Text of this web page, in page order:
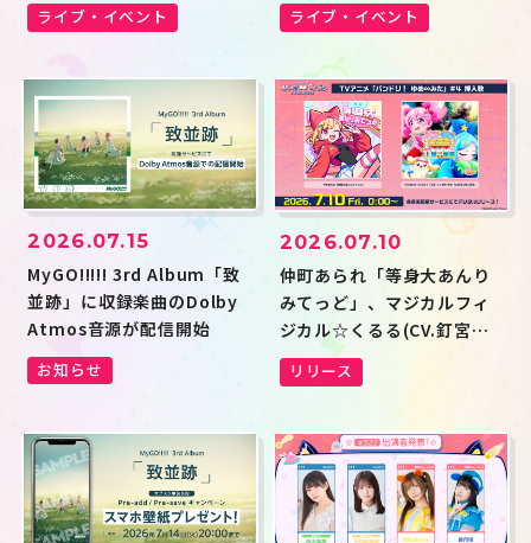
ライブ・イベント ライブ・イベント
2026.07.15
お知らせ
MyGO!!!!! 3rd Album「致
並跡」に収録楽曲のDolby
Atmos音源が配信開始
2026.07.10
リリース
仲町あられ「等身大あんり
みてっど」、マジカルフィ
ジカル☆くるる(CV.釘宮理
恵)「さらば上腕二頭筋」が
デジタルリリース！